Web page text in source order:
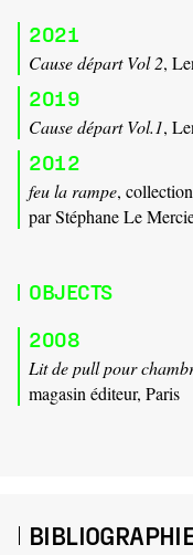
2021
Cause départ Vol 2,
2019
Cause départ Vol.1,
2012
feu la rampe,
par Stéphane Le
OBJECTS
2008
Lit de pull pour
magasin éditeur, Paris